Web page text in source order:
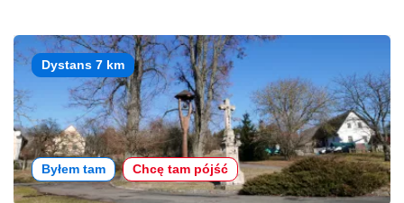
Dystans 7 km
Byłem tam Chcę tam pójść